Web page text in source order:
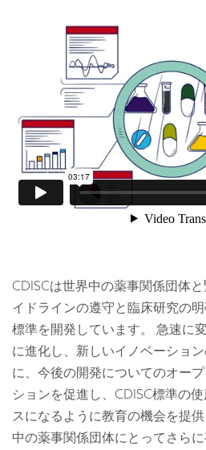
CDISCは世界中の薬事関係団体
イドラインの遵守と臨床研究の
標準を開発しています。 急速に
に進化し、新しいイノベーショ
に、今後の開発についてのオー
ションを促進し、CDISC標準の
スになるように教育の機会を提
中の薬事関係団体にとってさら